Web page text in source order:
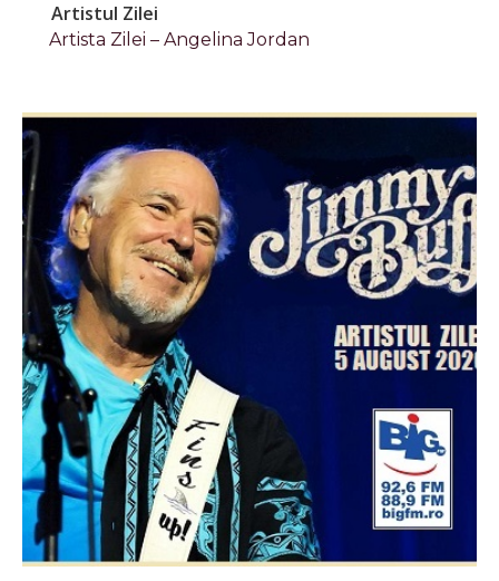
Artistul Zilei
Artista Zilei – Angelina Jordan